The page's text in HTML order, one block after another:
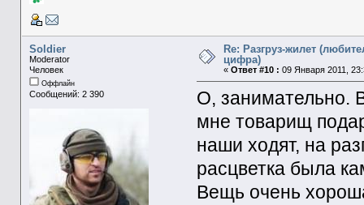
Soldier
Moderator
Человек
Оффлайн
Сообщений: 2 390
Re: Разгруз-жилет
цифра)
« Ответ #10 : 09 Января 2011,
О, занимательно.
мне товарищ
наши ходят, на
расцветка была
Вещь очень